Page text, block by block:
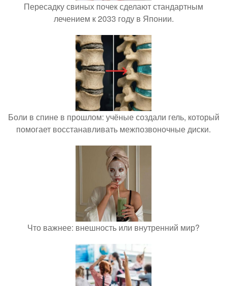
Пересадку свиных почек сделают стандартным
лечением к 2033 году в Японии.
Боли в спине в прошлом: учёные создали гель, который
помогает восстанавливать межпозвоночные диски.
Что важнее: внешность или внутренний мир?